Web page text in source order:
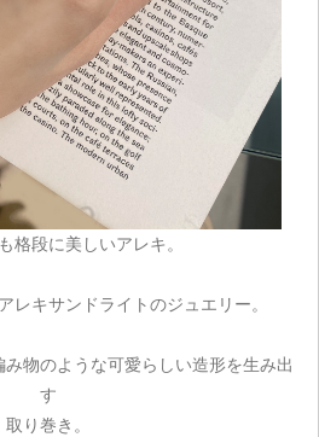
格段に美しいアレキ。
レキサンドライトのジュエリー。
物のような可愛らしい造形を生み出
す
取り巻き。